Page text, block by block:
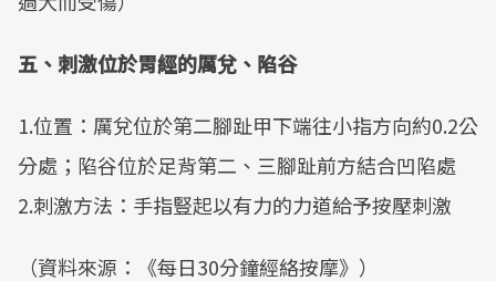
五、刺激位於胃經的厲兌、陷谷
1.位置：厲兌位於第二腳趾甲下端往小指方向約0.2公
分處；陷谷位於足背第二、三腳趾前方結合凹陷處
2.刺激方法：手指豎起以有力的力道給予按壓刺激
（資料來源：《每日30分鐘經絡按摩》）